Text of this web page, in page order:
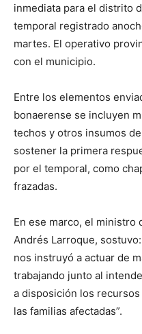
inmediata para el distrito
temporal registrado
martes. El operativo
con el municipio.
Entre los elementos
bonaerense se incluyen
techos y otros insumos
sostener la primera
por el temporal, como
frazadas.
En ese marco, el ministro
Andrés Larroque,
nos instruyó a actuar de
trabajando junto al
a disposición los
las familias afectadas”.